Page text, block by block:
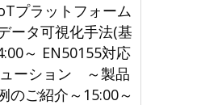
プラットフォーム
タ可視化手法(基
～ EN50155対応
ーション ～製品
のご紹介～15:00～